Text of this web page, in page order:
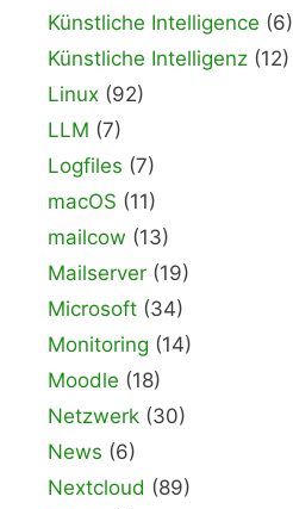
Künstliche Intelligence (6)
Künstliche Intelligenz (12)
Linux (92)
LLM (7)
Logfiles (7)
macOS (11)
mailcow (13)
Mailserver (19)
Microsoft (34)
Monitoring (14)
Moodle (18)
Netzwerk (30)
News (6)
Nextcloud (89)